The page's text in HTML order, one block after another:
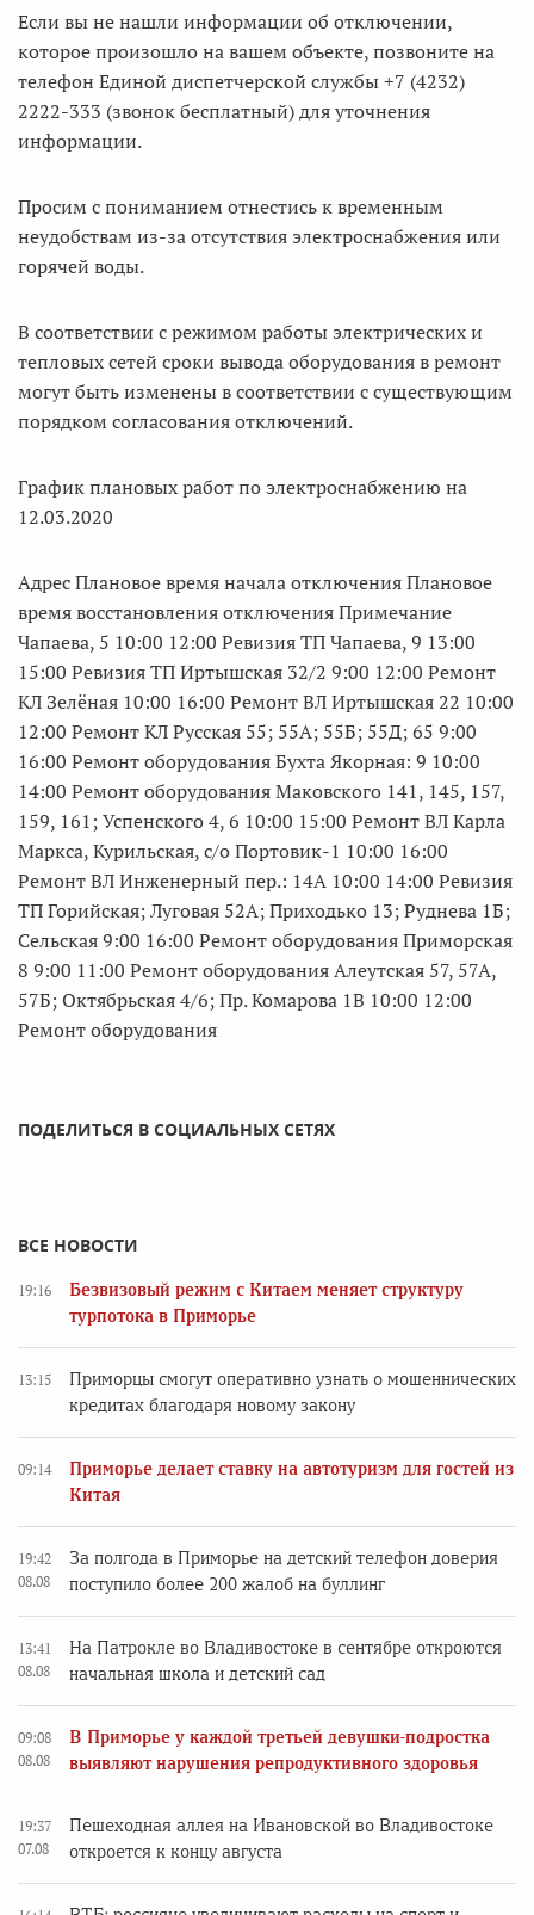
Если вы не нашли информации об отключении,
которое произошло на вашем объекте, позвоните на
телефон Единой диспетчерской службы +7 (4232)
2222-333 (звонок бесплатный) для уточнения
информации.
Просим с пониманием отнестись к временным
неудобствам из-за отсутствия электроснабжения или
горячей воды.
В соответствии с режимом работы электрических и
тепловых сетей сроки вывода оборудования в ремонт
могут быть изменены в соответствии с существующим
порядком согласования отключений.
График плановых работ по электроснабжению на
12.03.2020
Адрес Плановое время начала отключения Плановое
время восстановления отключения Примечание
Чапаева, 5 10:00 12:00 Ревизия ТП Чапаева, 9 13:00
15:00 Ревизия ТП Иртышская 32/2 9:00 12:00 Ремонт
КЛ Зелёная 10:00 16:00 Ремонт ВЛ Иртышская 22 10:00
12:00 Ремонт КЛ Русская 55; 55А; 55Б; 55Д; 65 9:00
16:00 Ремонт оборудования Бухта Якорная: 9 10:00
14:00 Ремонт оборудования Маковского 141, 145, 157,
159, 161; Успенского 4, 6 10:00 15:00 Ремонт ВЛ Карла
Маркса, Курильская, с/о Портовик-1 10:00 16:00
Ремонт ВЛ Инженерный пер.: 14А 10:00 14:00 Ревизия
ТП Горийская; Луговая 52А; Приходько 13; Руднева 1Б;
Сельская 9:00 16:00 Ремонт оборудования Приморская
8 9:00 11:00 Ремонт оборудования Алеутская 57, 57А,
57Б; Октябрьская 4/6; Пр. Комарова 1В 10:00 12:00
Ремонт оборудования
ПОДЕЛИТЬСЯ В СОЦИАЛЬНЫХ СЕТЯХ
ВСЕ НОВОСТИ
19:16
Безвизовый режим с Китаем меняет структуру
турпотока в Приморье
13:15
Приморцы смогут оперативно узнать о мошеннических
кредитах благодаря новому закону
09:14
Приморье делает ставку на автотуризм для гостей из
Китая
19:42
08.08
За полгода в Приморье на детский телефон доверия
поступило более 200 жалоб на буллинг
13:41
08.08
На Патрокле во Владивостоке в сентябре откроются
начальная школа и детский сад
09:08
08.08
В Приморье у каждой третьей девушки-подростка
выявляют нарушения репродуктивного здоровья
19:37
07.08
Пешеходная аллея на Ивановской во Владивостоке
откроется к концу августа